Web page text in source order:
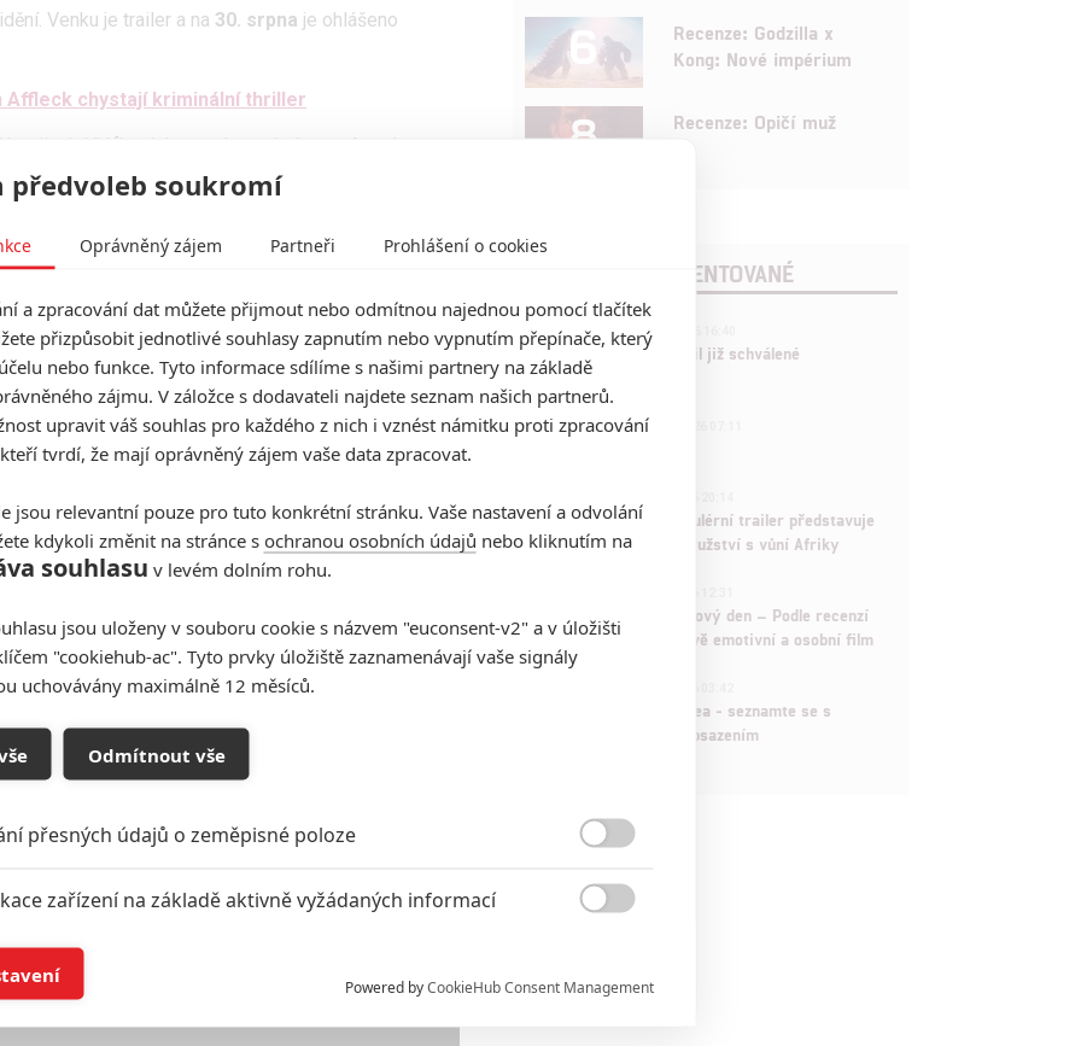
Venku je trailer a na 30. srpna je ohlášeno
Affleck chystají kriminální thriller
policejní šéfka dohromady nezkušenou Angelu a
on věčně zakaboněný. Šéfka doufá, že se
tom něco pochytí od zkušenějšího. Nejen, že si
také až po uši v problémech, když mafiánská vražda
alespoň jednu věc společnou: Oba jsou zcela
to nevypadá, že by mě film nějaký velký příslib.
na pomezí nedostatku peněz a filmařské finesy. A
na video trhu mezi zarytými milovníky kriminálek
filmařem, tak prozatím nenasvědčuje
rolích vystupují
McMenamin Willie C. Carpenter
Brandi
zveřejněné obrázky.
6
Recenze: Godzilla x
Kong: Nové impérium
8 Recenze: Opičí muž
POSLEDNÍ KOMENTOVANÉ
3 ČLÁNEK | 01.08.2026 16:40
Marvel nečekaně zrušil již schválené
pokračování
433FILM | 01.08.2026 07:11
Děti krve a kostí: Regulérní trailer představuje
akční fantasy dobrodružství s vůní Afriky
Spider-Man: Zbrusu nový den – Podle recenzí
máme čekat překvapivě emotivní a osobní film
Velké preview: Odyssea - seznamte se s
maximálně nabitým obsazením
předvoleb soukromí
Oprávněný zájem Partneři Prohlášení o cookies
a zpracování dat můžete přijmout nebo odmítnou najednou pomocí tlačítek
přizpůsobit jednotlivé souhlasy zapnutím nebo vypnutím přepínače, který
nebo funkce. Tyto informace sdílíme s našimi partnery na základě
zájmu. V záložce s dodavateli najdete seznam našich partnerů.
upravit váš souhlas pro každého z nich i vznést námitku proti zpracování
tvrdí, že mají oprávněný zájem vaše data zpracovat.
jsou relevantní pouze pro tuto konkrétní stránku. Vaše nastavení a odvolání
kdykoli změnit na stránce s ochranou osobních údajů nebo kliknutím na
souhlasu v levém dolním rohu.
jsou uloženy v souboru cookie s názvem "euconsent-v2" a v úložišti
"cookiehub-ac". Tyto prvky úložiště zaznamenávají vaše signály
uchovávány maximálně 12 měsíců.
Odmítnout vše
přesných údajů o zeměpisné poloze
zařízení na základě aktivně vyžádaných informací
a/nebo přístup k informacím v zařízení

založená na omezených údajích a měření reklamy
Powered byCookieHub Consent Management